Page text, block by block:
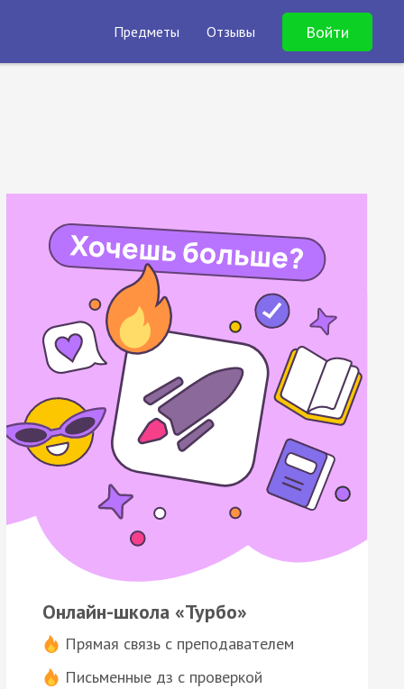
Предметы Отзывы Войти
Онлайн-школа «Турбо»
Прямая связь с преподавателем
Письменные дз с проверкой